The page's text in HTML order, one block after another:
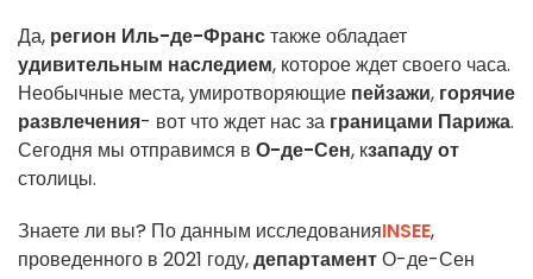
Да, регион Иль-де-Франстакже обладает
удивительным наследием, которое ждет своего часа.
Необычные места, умиротворяющие пейзажи, горячие
развлечения- вот что ждет нас за границами Парижа.
Сегодня мы отправимся в О-де-Сен, кзападу от
столицы.
Знаете ли вы? По данным исследованияINSEE,
проведенного в 2021 году,департаментО-де-Сен